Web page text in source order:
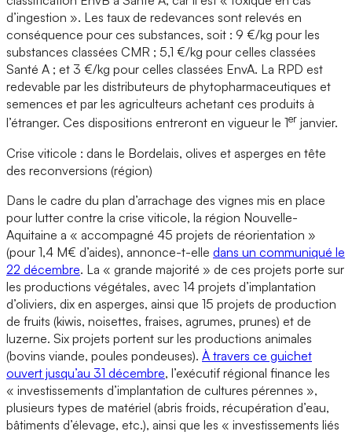
d’ingestion ». Les taux de redevances sont relevés en
conséquence pour ces substances, soit : 9 €/kg pour les
substances classées CMR ; 5,1 €/kg pour celles classées
Santé A ; et 3 €/kg pour celles classées EnvA. La RPD est
redevable par les distributeurs de phytopharmaceutiques et
semences et par les agriculteurs achetant ces produits à
l’étranger. Ces dispositions entreront en vigueur le 1er janvier.
Crise viticole : dans le Bordelais, olives et asperges en tête
des reconversions (région)
Dans le cadre du plan d’arrachage des vignes mis en place
pour lutter contre la crise viticole, la région Nouvelle-
Aquitaine a « accompagné 45 projets de réorientation »
(pour 1,4 M€ d’aides), annonce-t-elle dans un communiqué le
22 décembre. La « grande majorité » de ces projets porte sur
les productions végétales, avec 14 projets d’implantation
d’oliviers, dix en asperges, ainsi que 15 projets de production
de fruits (kiwis, noisettes, fraises, agrumes, prunes) et de
luzerne. Six projets portent sur les productions animales
(bovins viande, poules pondeuses). À travers ce guichet
ouvert jusqu’au 31 décembre, l’exécutif régional finance les
« investissements d’implantation de cultures pérennes »,
plusieurs types de matériel (abris froids, récupération d’eau,
bâtiments d’élevage, etc.), ainsi que les « investissements liés